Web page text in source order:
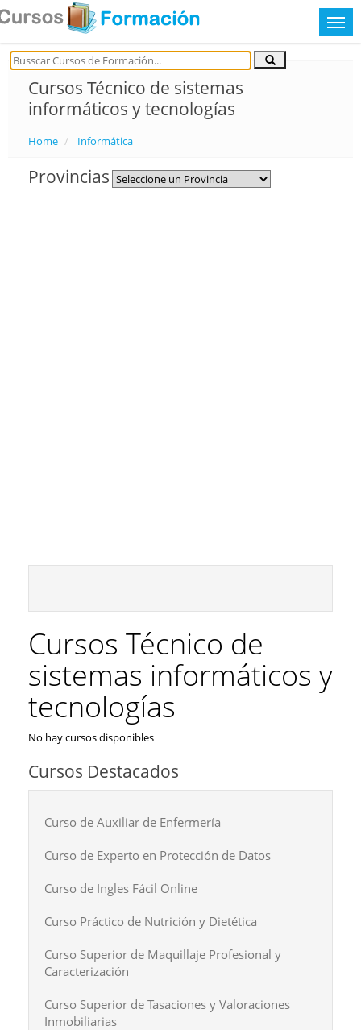
Cursos Técnico de sistemas
informáticos y tecnologías
Home Informática
Provincias
Cursos Técnico de
sistemas informáticos y
tecnologías
No hay cursos disponibles
Cursos Destacados
Curso de Auxiliar de Enfermería
Curso de Experto en Protección de Datos
Curso de Ingles Fácil Online
Curso Práctico de Nutrición y Dietética
Curso Superior de Maquillaje Profesional y
Caracterización
Curso Superior de Tasaciones y Valoraciones
Inmobiliarias